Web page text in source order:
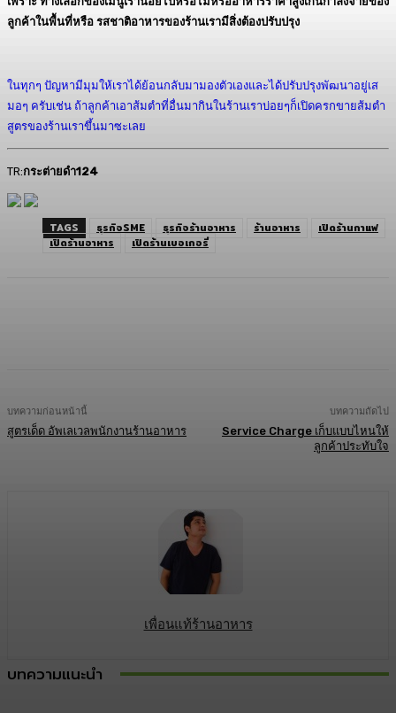
ลูกค้าในพื้นที่หรือ รสชาติอาหารของร้านเรามีสิ่งต้องปรับปรุง
ในทุกๆ ปัญหามีมุมให้เราได้ย้อนกลับมามองตัวเองและได้ปรับปรุงพัฒนาอยู่เส
มอๆ ครับเช่น ถ้าลูกค้าเอาส้มตำที่อื่นมากินในร้านเราบ่อยๆก็เปิดครกขายส้มตำ
สูตรของร้านเราขึ้นมาซะเลย
TR:กระต่ายดำ124
TAGS ธุรกิจSME ธุรกิจร้านอาหาร ร้านอาหาร
เปิดร้านกาแฟ
เปิดร้านอาหาร
เปิดร้านเบอเกอรี่
บทความก่อนหน้านี้
สูตรเด็ด อัพเลเวลพนักงานร้านอาหาร
บทความถัดไป
Service Charge เก็บแบบไหนให้
ลูกค้าประทับใจ
เพื่อนแท้ร้านอาหาร
บทความแนะนำ